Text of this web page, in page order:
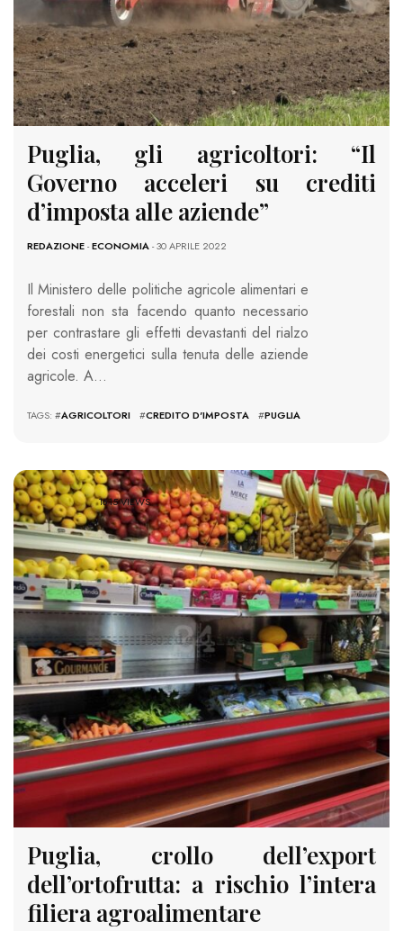
Puglia, gli agricoltori: “Il
Governo acceleri su crediti
d’imposta alle aziende”
REDAZIONE-ECONOMIA- 30 APRILE 2022
Il Ministero delle politiche agricole alimentari e
forestali non sta facendo quanto necessario
per contrastare gli effetti devastanti del rialzo
dei costi energetici sulla tenuta delle aziende
agricole. A…
TAGS: #AGRICOLTORI #CREDITO D'IMPOSTA #PUGLIA
1615 VIEWS
Puglia, crollo dell’export
dell’ortofrutta: a rischio l’intera
filiera agroalimentare